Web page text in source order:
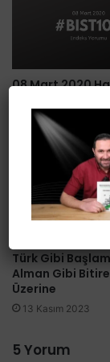
08 Mart 2020
11 Mart 2020
Türk Gibi
Alman Gibi
Üzerine
13 Kasım 2023
5 Yorum